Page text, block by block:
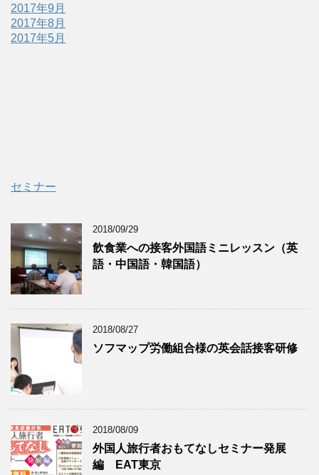
2017年9月
2017年8月
2017年5月
セミナー
2018/09/29
飲食業への接客外国語ミニレッスン（英
語・中国語・韓国語）
2018/08/27
ソフマップ労働組合様の英会話接客研修
2018/08/09
外国人旅行者おもてなしセミナー発展
編 EAT東京